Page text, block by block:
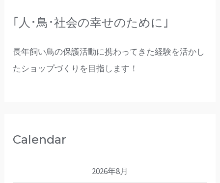
｢人･鳥･社会の幸せのために｣
長年飼い鳥の保護活動に携わってきた経験を活かし
たショップづくりを目指します！
Calendar
2026年8月